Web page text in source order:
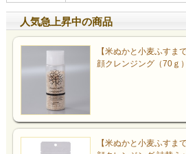
人気急上昇中の商品
【米ぬかと小麦ふすま
顔クレンジング（70ｇ）
【米ぬかと小麦ふすま